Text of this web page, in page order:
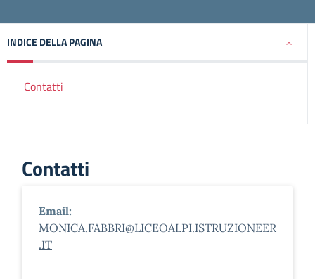
INDICE DELLA PAGINA
Contatti
Contatti
Email:
MONICA.FABBRI@LICEOALPI.ISTRUZIONEER
.IT